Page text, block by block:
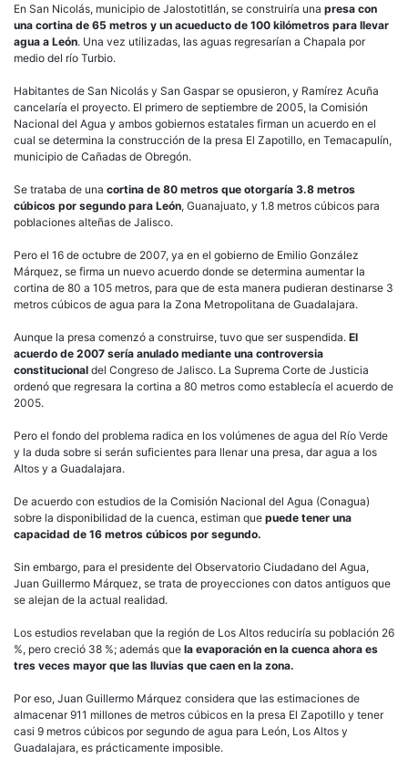
En San Nicolás, municipio de Jalostotitlán, se construiría una presa con
una cortina de 65 metros y un acueducto de 100 kilómetros para llevar
agua a León. Una vez utilizadas, las aguas regresarían a Chapala por
medio del río Turbio.
Habitantes de San Nicolás y San Gaspar se opusieron, y Ramírez Acuña
cancelaría el proyecto. El primero de septiembre de 2005, la Comisión
Nacional del Agua y ambos gobiernos estatales firman un acuerdo en el
cual se determina la construcción de la presa El Zapotillo, en Temacapulín,
municipio de Cañadas de Obregón.
Se trataba de una cortina de 80 metros que otorgaría 3.8 metros
cúbicos por segundo para León, Guanajuato, y 1.8 metros cúbicos para
poblaciones alteñas de Jalisco.
Pero el 16 de octubre de 2007, ya en el gobierno de Emilio González
Márquez, se firma un nuevo acuerdo donde se determina aumentar la
cortina de 80 a 105 metros, para que de esta manera pudieran destinarse 3
metros cúbicos de agua para la Zona Metropolitana de Guadalajara.
Aunque la presa comenzó a construirse, tuvo que ser suspendida. El
acuerdo de 2007 sería anulado mediante una controversia
constitucional del Congreso de Jalisco. La Suprema Corte de Justicia
ordenó que regresara la cortina a 80 metros como establecía el acuerdo de
2005.
Pero el fondo del problema radica en los volúmenes de agua del Río Verde
y la duda sobre si serán suficientes para llenar una presa, dar agua a los
Altos y a Guadalajara.
De acuerdo con estudios de la Comisión Nacional del Agua (Conagua)
sobre la disponibilidad de la cuenca, estiman que puede tener una
capacidad de 16 metros cúbicos por segundo.
Sin embargo, para el presidente del Observatorio Ciudadano del Agua,
Juan Guillermo Márquez, se trata de proyecciones con datos antiguos que
se alejan de la actual realidad.
Los estudios revelaban que la región de Los Altos reduciría su población 26
%, pero creció 38 %; además que la evaporación en la cuenca ahora es
tres veces mayor que las lluvias que caen en la zona.
Por eso, Juan Guillermo Márquez considera que las estimaciones de
almacenar 911 millones de metros cúbicos en la presa El Zapotillo y tener
casi 9 metros cúbicos por segundo de agua para León, Los Altos y
Guadalajara, es prácticamente imposible.